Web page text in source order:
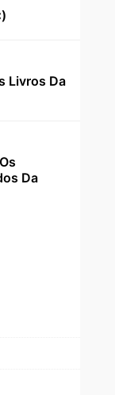
Livros Da
Da